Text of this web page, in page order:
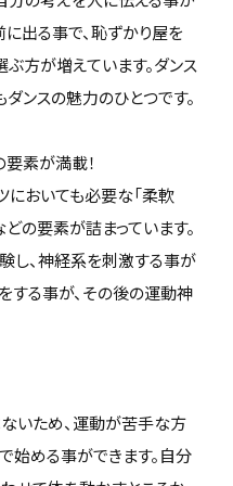
出る事で、恥ずかり屋を
方が増えています。ダンス
ンスの魅力のひとつです。
素が満載！
においても必要な「柔軟
どの要素が詰まっています。
し、神経系を刺激する事が
する事が、その後の運動神
いため、運動が苦手な方
始める事ができます。自分